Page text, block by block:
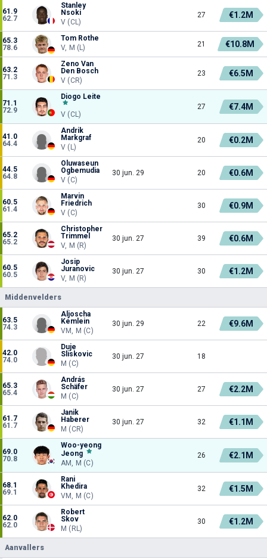
61.9
62.7
Stanley
Nsoki
V (CL)
27 €1.2M
65.3
78.6
Tom Rothe
V, M (L)
21 €10.8M
63.2
71.3
Zeno Van
Den Bosch
V (CR)
23 €6.5M
71.1
72.9
Diogo Leite
V (CL)
27 €7.4M
41.0
64.4
Andrik
Markgraf
V (L)
20 €0.2M
44.5
64.8
Oluwaseun
Ogbemudia
V (C)
30 jun. 29 20 €0.6M
60.5
61.4
Marvin
Friedrich
V (C)
30 €0.9M
65.2
65.2
Christopher
Trimmel
V, M (R)
30 jun. 27 39 €0.6M
60.5
60.5
Josip
Juranovic
V, M (R)
30 jun. 27 30 €1.2M
Middenvelders
63.5
74.3
Aljoscha
Kemlein
VM, M (C)
30 jun. 29 22 €9.6M
42.0
74.0
Duje
Sliskovic
M (C)
30 jun. 27 18
65.3
65.4
András
Schäfer
M (C)
30 jun. 27 27 €2.2M
61.7
61.7
Janik
Haberer
M (CR)
30 jun. 27 32 €1.1M
69.0
70.8
Woo-yeong
Jeong
AM, M (C)
26 €2.1M
68.1
69.1
Rani
Khedira
VM, M (C)
32 €1.5M
62.0
62.0
Robert
Skov
M (RL)
30 €1.2M
Aanvallers